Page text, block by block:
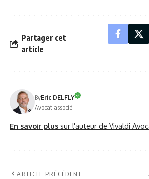
Partager cet
article
ByEric DELFLY
Avocat associé
En savoir plus sur l'auteur de Vivaldi
ARTICLE PRÉCÉDENT